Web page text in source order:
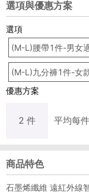
選項與優惠方案
選項
(M-L)腰帶1件-男女
(M-L)九分褲1件-女
優惠方案
2 件 平均每件
商品特色
石墨烯纖維 遠紅外線